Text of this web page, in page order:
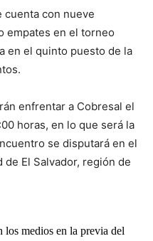
con nueve
empates en el torneo
en el quinto puesto de la
enfrentar a Cobresal el
horas, en lo que será la
se disputará en el
de El Salvador, región de
medios en la previa del